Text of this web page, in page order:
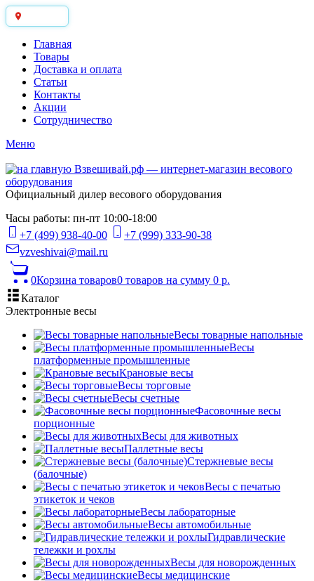
Главная
Товары
Доставка и оплата
Статьи
Контакты
Акции
Сотрудничество
Меню
Официальный дилер весового оборудования
Часы работы: пн-пт 10:00-18:00
+7 (499) 938-40-00
+7 (999) 333-90-38
vzveshivai@mail.ru
0Корзина товаров0 товаров на сумму 0 р.
Каталог
Электронные весы
Весы товарные напольные
Весы
платформенные промышленные
Крановые весы
Весы торговые
Весы счетные
Фасовочные весы
порционные
Весы для животных
Паллетные весы
Стержневые весы
(балочные)
Весы c печатью
этикеток и чеков
Весы лабораторные
Весы автомобильные
Гидравлические
тележки и рохлы
Весы для новорожденных
Весы медицинские